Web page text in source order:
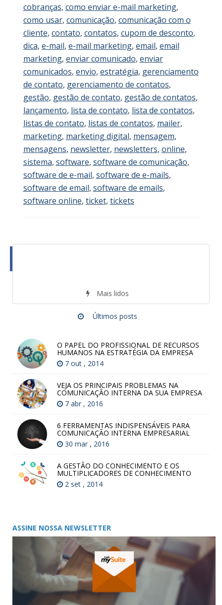
cobranças, como enviar e-mail marketing,
como usar, comunicação, comunicação com o
cliente, contato, contatos, cupom de desconto,
dica, e-mail, e-mail marketing, email, email
marketing, enviar comunicado, enviar
comunicados, envio, estratégia, gerenciamento
de contato, gerenciamento de contatos,
gestão, gestão de contato, gestão de contatos,
lançamento, lista de contato, lista de contatos,
listas de contato, listas de contatos, mailer,
marketing, marketing digital, mensagem,
mensagens, newsletter, newsletters, online,
sistema, software, software de comunicação,
software de e-mail, software de e-mails,
software de email, software de emails,
software online, ticket, tickets
Mais lidos
Últimos posts
O PAPEL DO PROFISSIONAL DE RECURSOS
HUMANOS NA ESTRATÉGIA DA EMPRESA
7 out , 2014
VEJA OS PRINCIPAIS PROBLEMAS NA
COMUNICAÇÃO INTERNA DA SUA EMPRESA
7 abr , 2016
6 FERRAMENTAS INDISPENSÁVEIS PARA
COMUNICAÇÃO INTERNA EMPRESARIAL
30 mar , 2016
A GESTÃO DO CONHECIMENTO E OS
MULTIPLICADORES DE CONHECIMENTO
2 set , 2014
ASSINE NOSSA NEWSLETTER